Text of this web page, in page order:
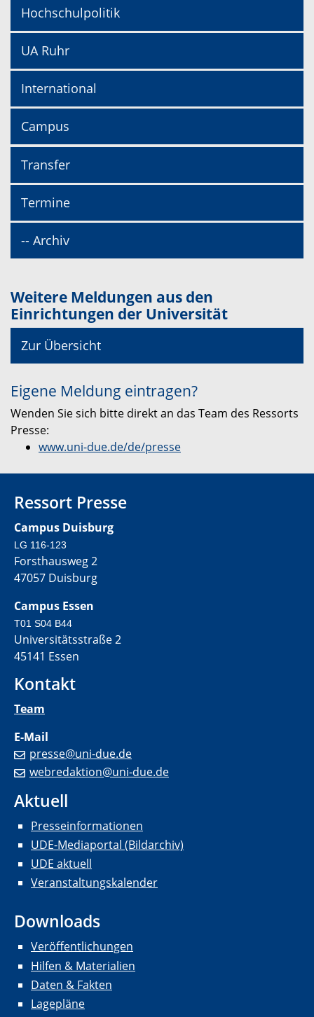
Hochschulpolitik
UA Ruhr
International
Campus
Transfer
Termine
-- Archiv
Weitere Meldungen aus den
Einrichtungen der Universität
Zur Übersicht
Eigene Meldung eintragen?
Wenden Sie sich bitte direkt an das Team des Ressorts
Presse:
www.uni-due.de/de/presse
Ressort Presse
Campus Duisburg
LG 116-123
Forsthausweg 2
47057 Duisburg
Campus Essen
T01 S04 B44
Universitätsstraße 2
45141 Essen
Kontakt
Team
E-Mail
presse@uni-due.de
webredaktion@uni-due.de
Aktuell
Presseinformationen
UDE-Mediaportal (Bildarchiv)
UDE aktuell
Veranstaltungskalender
Downloads
Veröffentlichungen
Hilfen & Materialien
Daten & Fakten
Lagepläne